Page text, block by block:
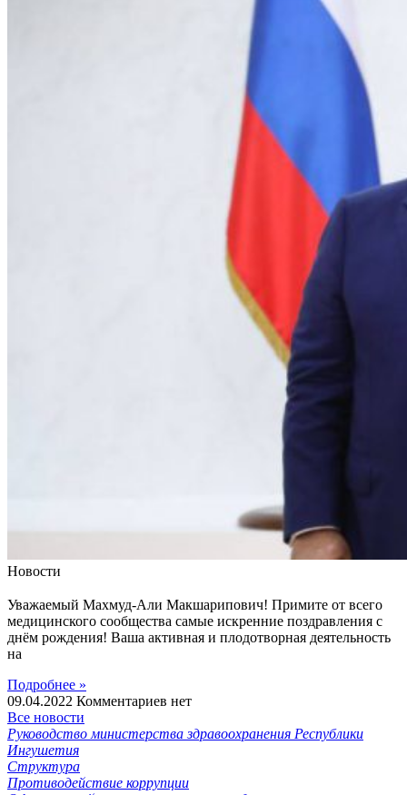
Новости
Уважаемый Махмуд-Али Макшарипович! Примите от всего
медицинского сообщества самые искренние поздравления с
днём рождения! Ваша активная и плодотворная деятельность
на
Подробнее »
09.04.2022 Комментариев нет
Все новости
Руководство министерства здравоохранения Республики
Ингушетия
Структура
Противодействие коррупции